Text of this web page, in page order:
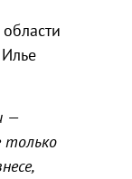
—
только